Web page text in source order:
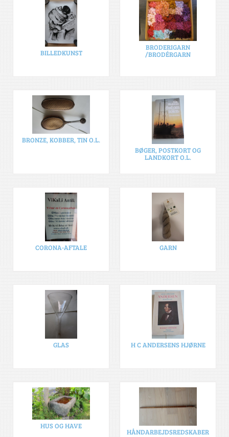
BILLEDKUNST
BRODERIGARN
/BRODÉRGARN
BRONZE, KOBBER, TIN O.L.
BØGER, POSTKORT OG
LANDKORT O.L.
CORONA-AFTALE GARN
GLAS H C ANDERSENS HJØRNE
HUS OG HAVE
HÅNDARBEJDSREDSKABER